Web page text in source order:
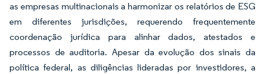
as empresas multinacionais a harmonizar os relatórios de ESG
em diferentes jurisdições, requerendo frequentemente
coordenação jurídica para alinhar dados, atestados e
processos de auditoria. Apesar da evolução dos sinais da
política federal, as diligências lideradas por investidores, a